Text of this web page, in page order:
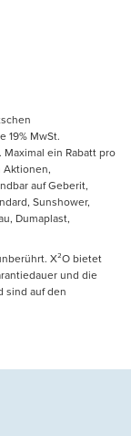
19% MwSt.
ein Rabatt pro
Aktionen,
auf Geberit,
Sunshower,
Dumaplast,
X²O bietet
und die
sind auf den